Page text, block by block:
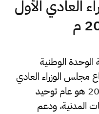
العادي الأول
الوطنية
مجلس الوزراء العادي
الأول لعام 2023 م بأن عام 2023 هو عام توحيد
المدنية، ودعم